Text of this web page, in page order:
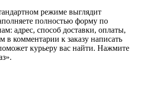
режиме выглядит
полностью форму по
адрес, способ доставки, оплаты,
в комментарии к заказу написать
курьеру вас найти. Нажмите